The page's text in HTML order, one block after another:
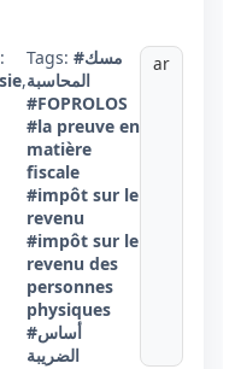
,
Tags: #مسك
المحاسبة
#FOPROLOS
#la preuve en
matière
fiscale
#impôt sur le
revenu
#impôt sur le
revenu des
personnes
physiques
#أساس
الضريبة
ar